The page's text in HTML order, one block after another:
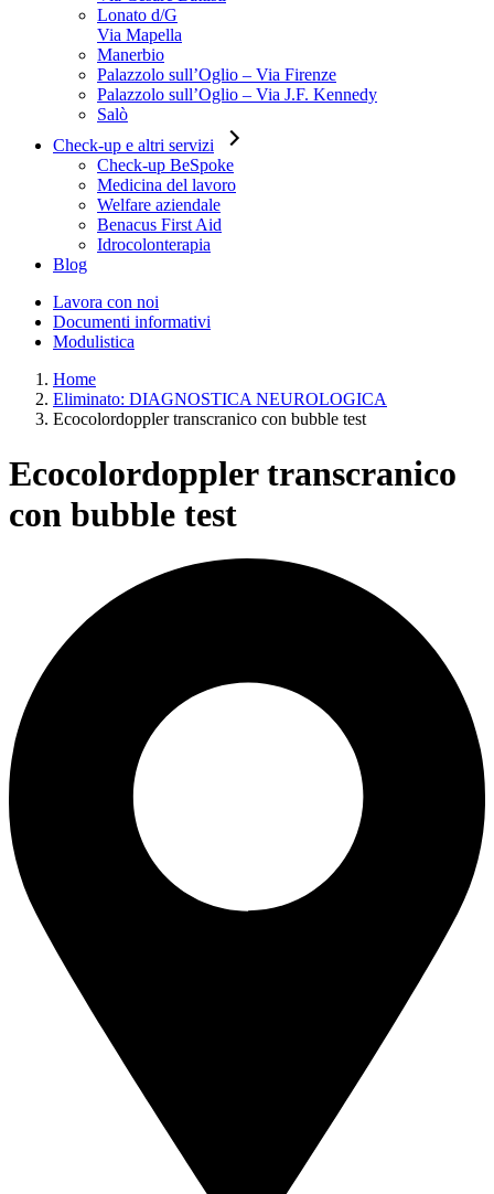
Lonato d/G
Via Mapella
Manerbio
Palazzolo sull’Oglio – Via Firenze
Palazzolo sull’Oglio – Via J.F. Kennedy
Salò
Check-up e altri servizi
Check-up BeSpoke
Medicina del lavoro
Welfare aziendale
Benacus First Aid
Idrocolonterapia
Blog
Lavora con noi
Documenti informativi
Modulistica
Home
Eliminato: DIAGNOSTICA NEUROLOGICA
Ecocolordoppler transcranico con bubble test
Ecocolordoppler transcranico
con bubble test